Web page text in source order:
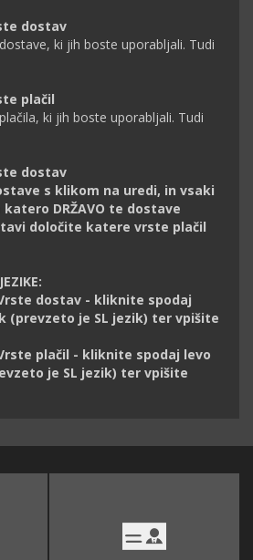
dostav
ki jih boste uporabljali. Tudi
plačil
ki jih boste uporabljali. Tudi
dostav
s klikom na uredi, in vsaki
DRŽAVO te dostave
določite katere vrste plačil
Vrste dostav - kliknite spodaj
(prevzeto je SL jezik) ter vpišite
Vrste plačil - kliknite spodaj levo
je SL jezik) ter vpišite